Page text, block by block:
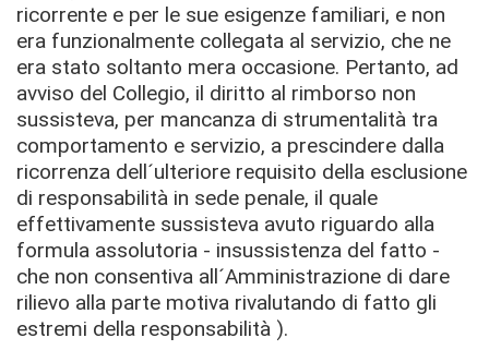
ricorrente e per le sue esigenze familiari, e non
era funzionalmente collegata al servizio, che ne
era stato soltanto mera occasione. Pertanto, ad
avviso del Collegio, il diritto al rimborso non
sussisteva, per mancanza di strumentalità tra
comportamento e servizio, a prescindere dalla
ricorrenza dell´ulteriore requisito della esclusione
di responsabilità in sede penale, il quale
effettivamente sussisteva avuto riguardo alla
formula assolutoria - insussistenza del fatto -
che non consentiva all´Amministrazione di dare
rilievo alla parte motiva rivalutando di fatto gli
estremi della responsabilità ).